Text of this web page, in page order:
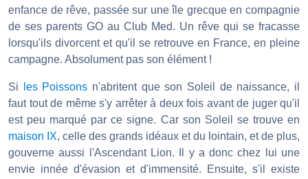
enfance de rêve, passée sur une île grecque en compagnie
de ses parents GO au Club Med. Un rêve qui se fracasse
lorsqu'ils divorcent et qu'il se retrouve en France, en pleine
campagne. Absolument pas son élément !
Si les Poissons n'abritent que son Soleil de naissance, il
faut tout de même s'y arrêter à deux fois avant de juger qu'il
est peu marqué par ce signe. Car son Soleil se trouve en
maison IX, celle des grands idéaux et du lointain, et de plus,
gouverne aussi l'Ascendant Lion. Il y a donc chez lui une
envie innée d'évasion et d'immensité. Ensuite, s'il existe